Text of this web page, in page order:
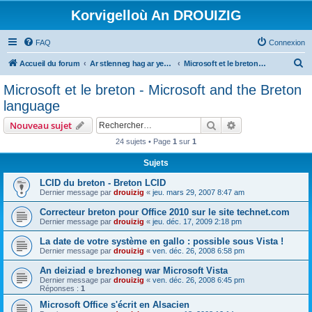
Korvigelloù An DROUIZIG
FAQ Connexion
Accueil du forum Ar stlenneg hag ar yezhoù bihan er bed a-bezh Microsoft et le breton - Microsoft and the Breton language
Microsoft et le breton - Microsoft and the Breton
language
Nouveau sujet Rechercher
24 sujets • Page 1 sur 1
Sujets
LCID du breton - Breton LCID
Dernier message par drouizig « jeu. mars 29, 2007 8:47 am
Correcteur breton pour Office 2010 sur le site technet.com
Dernier message par drouizig « jeu. déc. 17, 2009 2:18 pm
La date de votre système en gallo : possible sous Vista !
Dernier message par drouizig « ven. déc. 26, 2008 6:58 pm
An deiziad e brezhoneg war Microsoft Vista
Dernier message par drouizig « ven. déc. 26, 2008 6:45 pm
Réponses : 1
Microsoft Office s'écrit en Alsacien